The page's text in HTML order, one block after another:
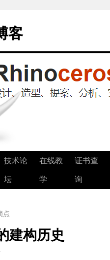
客
技术论
坛
在线教
学
证书查
询
点
建构历史